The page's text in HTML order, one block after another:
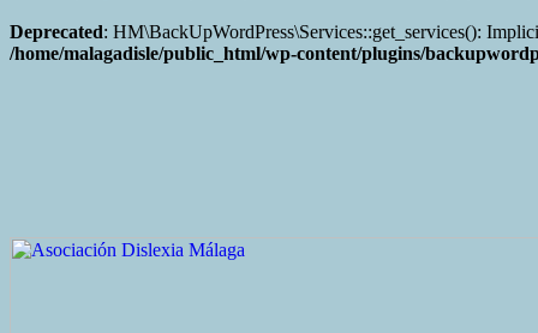
Deprecated: HM\BackUpWordPress\Services::get_services():
/home/malagadisle/public_html/wp-content/plugins/
Alternar